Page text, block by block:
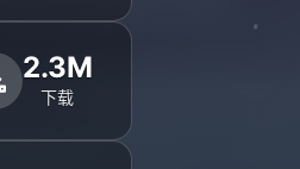
2.3M
下载